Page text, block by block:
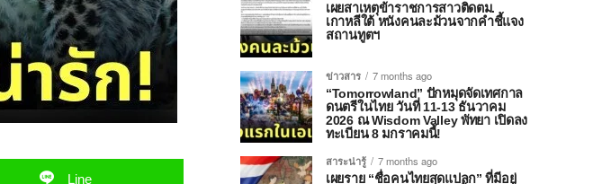
Line
เผยสาเหตุข้าราชการสาวติดตม.
เกาหลีใต้ หนังคนละม้วนจากคำชี้แจง
สถานทูตฯ
ข่าวสาร
7 months ago
“Tomorrowland” ปักหมุดจัดเทศกาล
ดนตรีในไทย วันที่ 11-13 ธันวาคม
2026 ณ Wisdom Valley พัทยา เปิดลง
ทะเบียน 8 มกราคมนี้!
สาระน่ารู้
7 months ago
เผยราย “ชื่อคนไทยสุดแปลก” ที่มีอยู่